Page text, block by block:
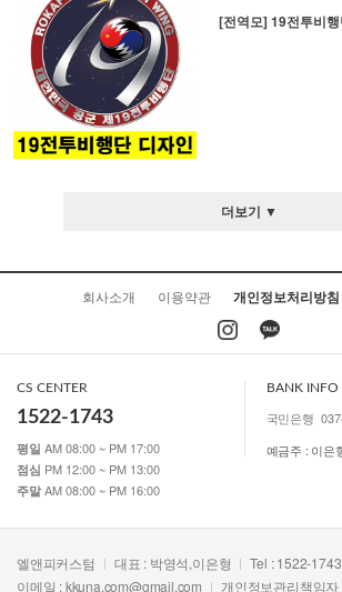
[전역모] 19전투비
더보기 ▼
회사소개 이용약관 개인정보처리방침
CS CENTER
1522-1743
평일 AM 08:00 ~ PM 17:00
점심 PM 12:00 ~ PM 13:00
주말 AM 08:00 ~ PM 16:00
BANK INFO
국민은행
예금주 : 이은
엘앤피커스텀 대표 : 박영석,이은형
Tel : 1522-1743
이메일 :kkuna.com@gmail.com 개인정보관리책임자